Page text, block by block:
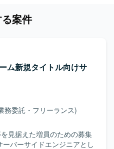
案件
ム新規タイトル向けサ
務委託・フリーランス)
見据えた増員のための募集